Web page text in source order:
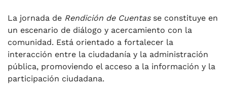
La jornada de Rendición de Cuentasse constituye en
un escenario de diálogo y acercamiento con la
comunidad. Está orientado a fortalecer la
interacción entre la ciudadanía y la administración
pública, promoviendo el acceso a la información y la
participación ciudadana.